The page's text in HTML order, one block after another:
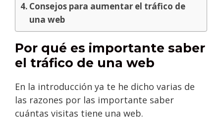
Consejos para aumentar el tráfico de
una web
Por qué es importante saber
el tráfico de una web
En la introducción ya te he dicho varias de
las razones por las importante saber
cuántas visitas tiene una web.